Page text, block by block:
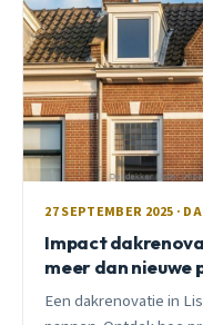
27 SEPTEMBER 2025 ·
Impact
meer dan nieuwe
Een dakrenovatie in